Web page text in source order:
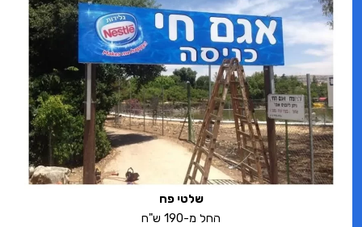
שלטי פח
החל מ-190 ש"ח